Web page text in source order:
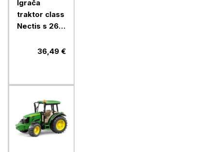
Igrača
traktor class
Nectis s 267
Bruder36,49 €